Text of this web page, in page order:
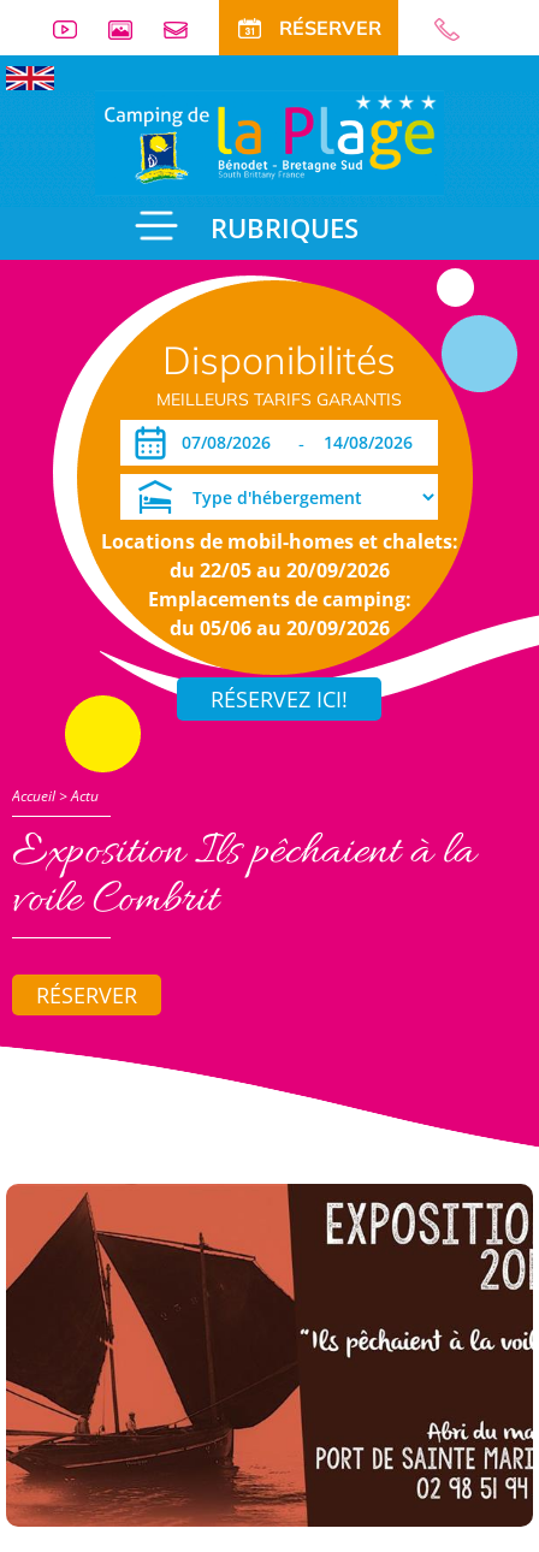
RÉSERVER
RUBRIQUES
Disponibilités
MEILLEURS TARIFS GARANTIS
-
Locations de mobil-homes et chalets:
du 22/05 au 20/09/2026
Emplacements de camping:
du 05/06 au 20/09/2026
Accueil>Actu
Exposition Ils pêchaient à la
voile Combrit
RÉSERVER